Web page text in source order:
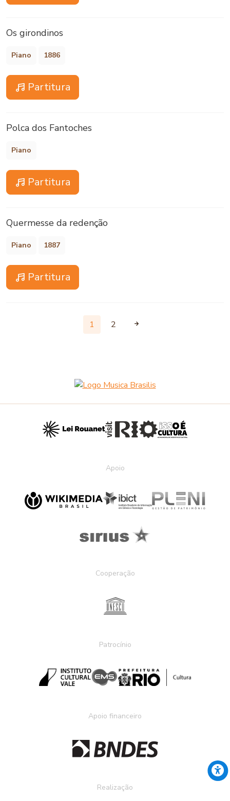
Os girondinos
Piano 1886
Partitura
Polca dos Fantoches
Piano
Partitura
Quermesse da redenção
Piano 1887
Partitura
1 2
Apoio
Cooperação
Patrocínio
Apoio financeiro
Realização